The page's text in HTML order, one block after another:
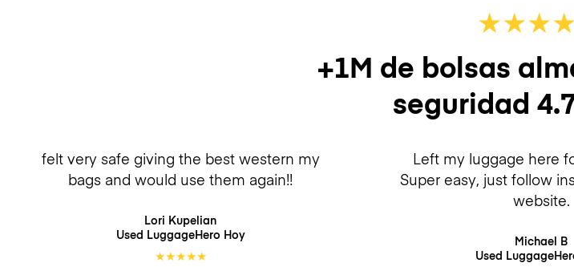
★★★★
+1M de bolsas
seguridad
felt very safe giving the best western my
bags and would use them again!!
Lori Kupelian
Used LuggageHero Hoy
★★★★★
Left my luggage here
Super easy, just follow
website.
Michael B
Used